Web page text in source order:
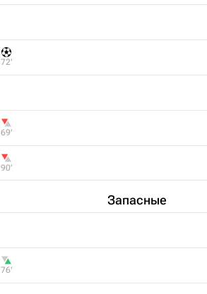
72‎’‎
69‎’‎
90‎’‎
Запасные
76‎’‎